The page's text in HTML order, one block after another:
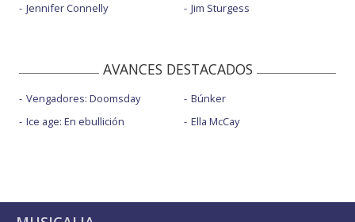
Jennifer Connelly
Jim Sturgess
AVANCES DESTACADOS
Vengadores: Doomsday
Ice age: En ebullición
Búnker
Ella McCay